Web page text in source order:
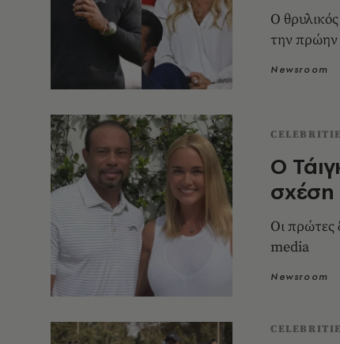
O
την πρώην
Newsroom
Ο
Οι πρώτες
media
Newsroom